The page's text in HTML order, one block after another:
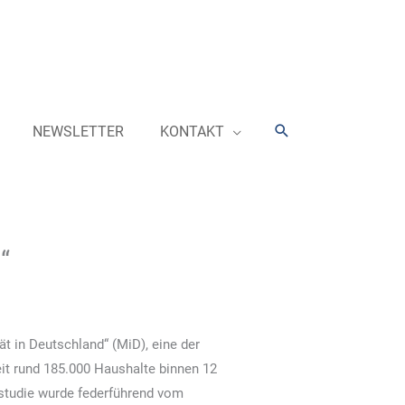
NEWSLETTER KONTAKT Suchen
in Deutschland“ (MiD), eine der
rund 185.000 Haushalte binnen 12
wurde federführend vom